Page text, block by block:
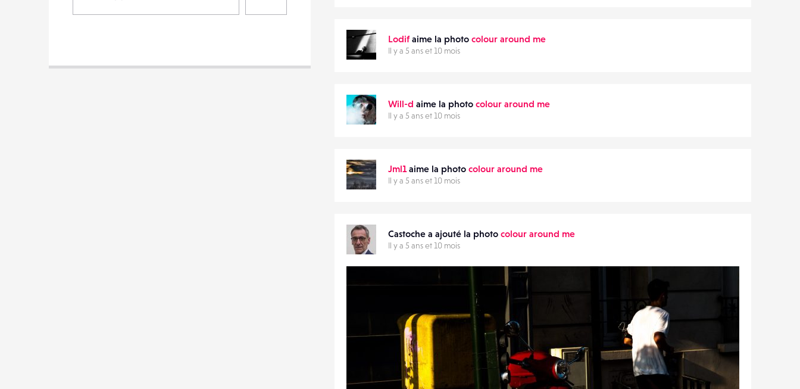
DESTINATAIRE
VOTRE
Lodifaime la photo colour around me
Il y a 5 ans et 10 mois
Will-d aime la photo colour around me
Il y a 5 ans et 10 mois
Jml1aime la photo colour around me
Il y a 5 ans et 10 mois
Castoche a ajouté la photo colour around me
Il y a 5 ans et 10 mois